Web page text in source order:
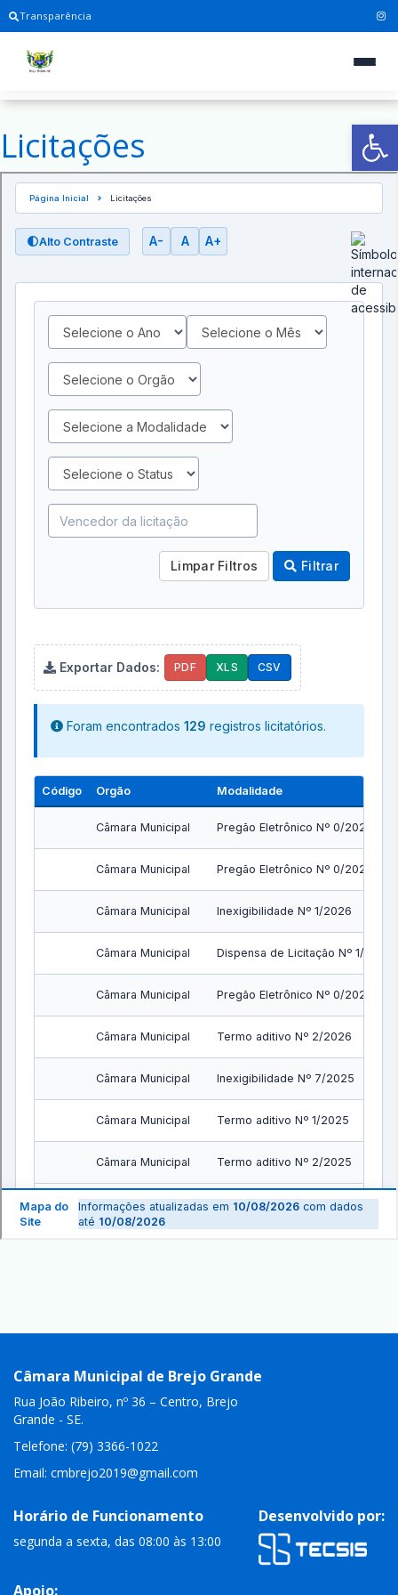
Transparência
Licitações
Câmara Municipal de Brejo Grande
Rua João Ribeiro, nº 36 – Centro, Brejo
Grande - SE.
Telefone: (79) 3366-1022
Email: cmbrejo2019@gmail.com
Horário de Funcionamento
segunda a sexta, das 08:00 às 13:00
Desenvolvido por:
Apoio: